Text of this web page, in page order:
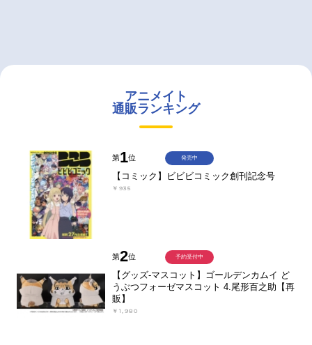
アニメイト
通販ランキング
第1位
【コミック】ビビビコミック創刊記念号
￥935
発売中
第2位
【グッズ-マスコット】ゴールデンカムイ ど
うぶつフォーゼマスコット 4.尾形百之助【再
販】
￥1,980
予約受付中